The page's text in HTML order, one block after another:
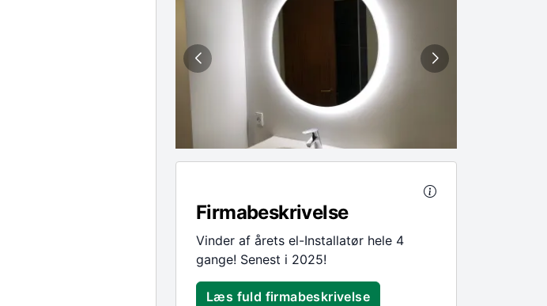
Firmabeskrivelse
Vinder af årets el-Installatør hele 4
gange! Senest i 2025!
Læs fuld firmabeskrivelse